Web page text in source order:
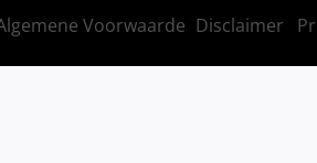
Voorwaarde Disclaimer